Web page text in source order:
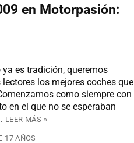
en Motorpasión:
es tradición, queremos
los mejores coches que
como siempre con
en el que no se esperaban
LEER MÁS »
17 AÑOS